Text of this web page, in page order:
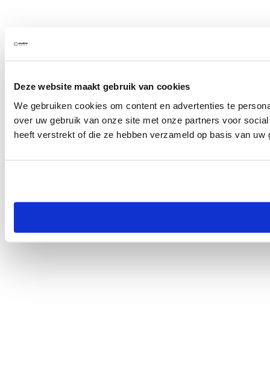
Deze website maakt gebruik van cookies
We gebruiken cookies om content en advertenties te
over uw gebruik van onze site met onze partners voor
heeft verstrekt of die ze hebben verzameld op basis van